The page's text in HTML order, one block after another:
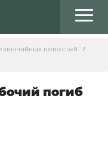
новостей
погиб